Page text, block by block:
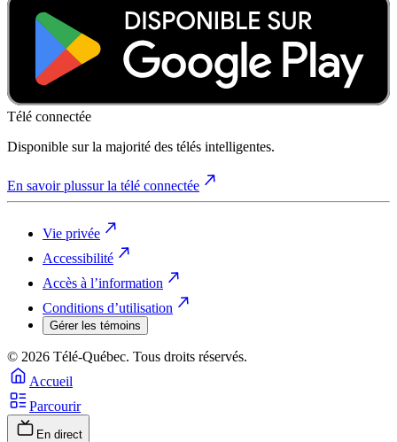
Télé connectée
Disponible sur la majorité des télés intelligentes.
En savoir plussur la télé connectée
Vie privée
Accessibilité
Accès à l’information
Conditions d’utilisation
Gérer les témoins
© 2026 Télé-Québec. Tous droits réservés.
Accueil
Parcourir
En direct